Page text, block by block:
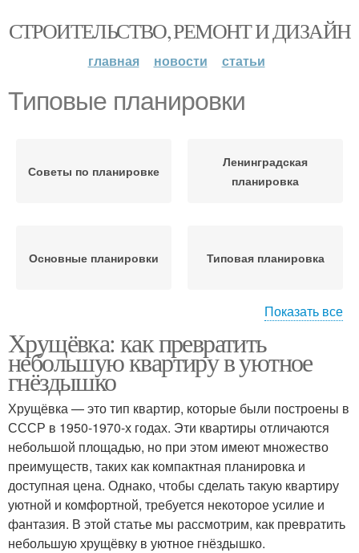
СТРОИТЕЛЬСТВО, РЕМОНТ И ДИЗАЙН
главная новости статьи
Типовые планировки
Советы по планировке
Ленинградская
планировка
Основные планировки Типовая планировка
Хрущевская планировка Типовые виды
Комнатная планировка Планировки с фото
Типовой проект Типовые серии
Показать все
Хрущёвка: как превратить
небольшую квартиру в уютное
гнёздышко
Хрущёвка — это тип квартир, которые были построены в
СССР в 1950-1970-х годах. Эти квартиры отличаются
небольшой площадью, но при этом имеют множество
преимуществ, таких как компактная планировка и
доступная цена. Однако, чтобы сделать такую квартиру
уютной и комфортной, требуется некоторое усилие и
фантазия. В этой статье мы рассмотрим, как превратить
небольшую хрущёвку в уютное гнёздышко.